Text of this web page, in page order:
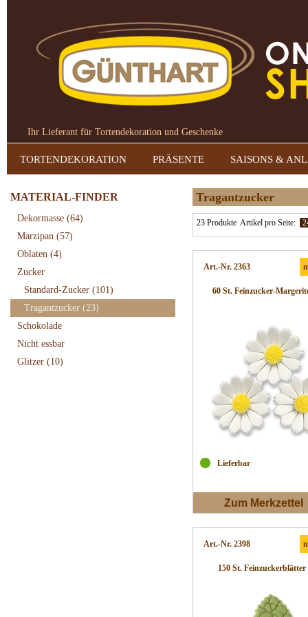
Ihr Lieferant für Tortendekoration und Geschenke
TORTENDEKORATION PRÄSENTE SAISONS &
MATERIAL-FINDER
Dekormasse (64)
Marzipan (57)
Oblaten (4)
Zucker
Standard-Zucker (101)
Tragantzucker (23)
Schokolade
Nicht essbar
Glitzer (10)
Tragantzucker
23 Produkte Artikel pro Seite:
Art.-Nr. 2363
60 St. Feinzucker-
Lieferbar
Zum Merkzettel
Art.-Nr. 2398
150 St.